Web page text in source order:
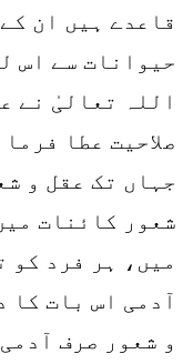
قاعدے ہیں ان
حیوانات سے اس
اللہ تعالیٰ نے
صلاحیت عطا
جہاں تک عقل و
شعور کائنات
میں، ہر فرد کو
آدمی اس بات کا
و شعور صرف